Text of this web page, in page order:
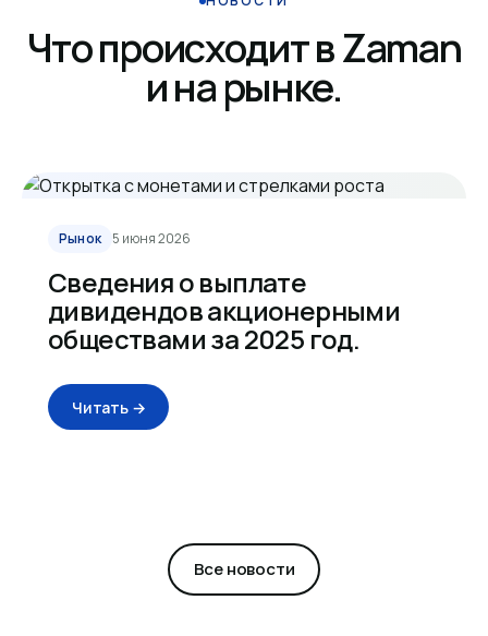
Что происходит в Zaman
и на рынке.
Рынок 5 июня 2026
Сведения о выплате
дивидендов акционерными
обществами за 2025 год.
Читать →
Все новости